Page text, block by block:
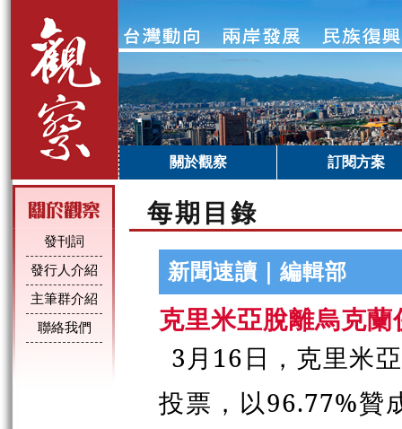
關於觀察 訂閱方案
發刊詞
發行人介紹
主筆群介紹
聯絡我們
每期目錄
新聞速讀｜編輯部
克里米亞脫離烏克
3月16日，克里米
投票，以96.77%贊